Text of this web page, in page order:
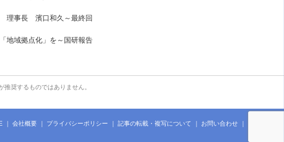
理事長 濱口和久～最終回
地域拠点化」を～国研報告
奨するものではありません。
会社概要 プライバシーポリシー 記事の転載・複写について お問い合わせ